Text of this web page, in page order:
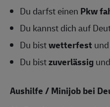
Du darfst einen Pkw
Du kannst dich auf
Du bistwetterfest
Du bistzuverlässig
Aushilfe / Minijob bei